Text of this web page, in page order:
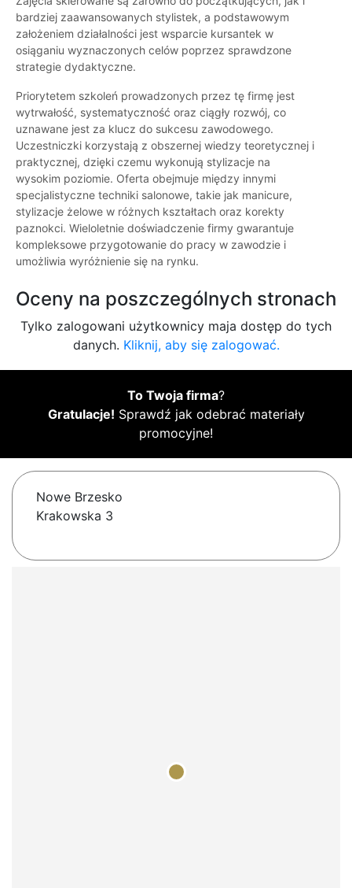
bardziej zaawansowanych stylistek, a podstawowym
założeniem działalności jest wsparcie kursantek w
osiąganiu wyznaczonych celów poprzez sprawdzone
strategie dydaktyczne.
Priorytetem szkoleń prowadzonych przez tę firmę jest
wytrwałość, systematyczność oraz ciągły rozwój, co
uznawane jest za klucz do sukcesu zawodowego.
Uczestniczki korzystają z obszernej wiedzy teoretycznej i
praktycznej, dzięki czemu wykonują stylizacje na
wysokim poziomie. Oferta obejmuje między innymi
specjalistyczne techniki salonowe, takie jak manicure,
stylizacje żelowe w różnych kształtach oraz korekty
paznokci. Wieloletnie doświadczenie firmy gwarantuje
kompleksowe przygotowanie do pracy w zawodzie i
umożliwia wyróżnienie się na rynku.
Oceny na poszczególnych stronach
Tylko zalogowani użytkownicy maja dostęp do tych
danych. Kliknij, aby się zalogować.
To Twoja firma?
Gratulacje! Sprawdź jak odebrać materiały
promocyjne!
Nowe Brzesko
Krakowska 3